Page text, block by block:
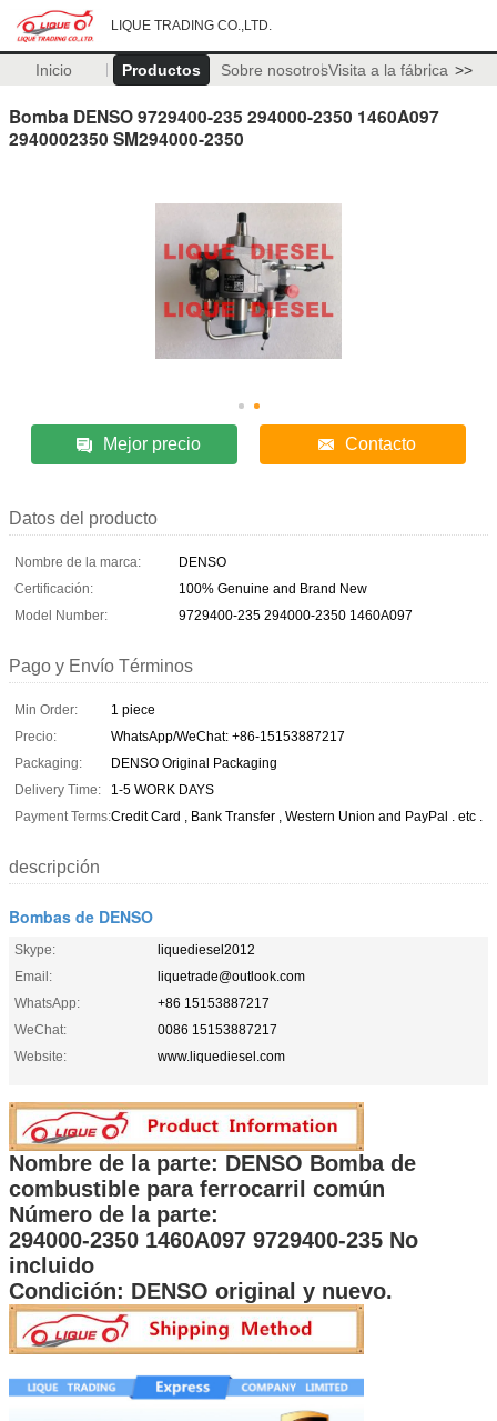
LIQUE TRADING CO.,LTD.
Inicio Productos Sobre nosotrosVisita a la fábrica >>
Bomba DENSO 9729400-235 294000-2350 1460A097
2940002350 SM294000-2350
Mejor precio Contacto
Datos del producto
Nombre de la marca:
DENSO
Certificación:
100% Genuine and Brand New
Model Number:
9729400-235 294000-2350 1460A097
Pago y Envío Términos
Min Order:
1 piece
Precio:
WhatsApp/WeChat: +86-15153887217
Packaging:
DENSO Original Packaging
Delivery Time:
1-5 WORK DAYS
Payment Terms:Credit Card , Bank Transfer , Western Union and PayPal . etc .
descripción
Bombas de DENSO
Skype:
liquediesel2012
Email:
liquetrade@outlook.com
WhatsApp:
+86 15153887217
WeChat:
0086 15153887217
Website:
www.liquediesel.com
Nombre de la parte: DENSO Bomba de
combustible para ferrocarril común
Número de la parte:
294000-2350 1460A097 9729400-235 No
incluido
Condición: DENSO original y nuevo.